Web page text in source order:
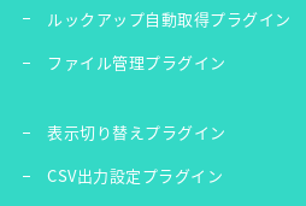
ルックアップ自動取得プラグイン
ファイル管理プラグイン
表示切り替えプラグイン
CSV出力設定プラグイン